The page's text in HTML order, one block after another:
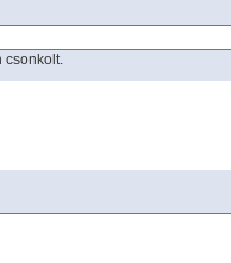
csonkolt.